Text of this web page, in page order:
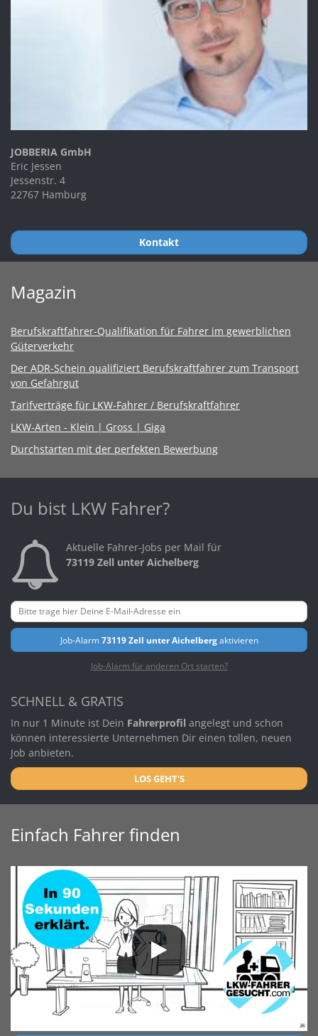
JOBBERIA GmbH
Eric Jessen
Jessenstr. 4
22767 Hamburg
Kontakt
Magazin
Berufskraftfahrer-Qualifikation für Fahrer im gewerblichen
Güterverkehr
Der ADR-Schein qualifiziert Berufskraftfahrer zum Transport
von Gefahrgut
Tarifverträge für LKW-Fahrer / Berufskraftfahrer
LKW-Arten - Klein | Gross | Giga
Durchstarten mit der perfekten Bewerbung
Du bist LKW Fahrer?
Aktuelle Fahrer-Jobs per Mail für
73119 Zell unter Aichelberg
Job-Alarm73119 Zell unter Aichelbergaktivieren
Job-Alarm für anderen Ort starten?
SCHNELL & GRATIS
In nur 1 Minute ist Dein Fahrerprofil angelegt und schon
können interessierte Unternehmen Dir einen tollen, neuen
Job anbieten.
LOS GEHT'S
Einfach Fahrer finden